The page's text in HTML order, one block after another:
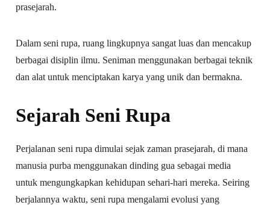
prasejarah.
Dalam seni rupa, ruang lingkupnya sangat luas dan mencakup
berbagai disiplin ilmu. Seniman menggunakan berbagai teknik
dan alat untuk menciptakan karya yang unik dan bermakna.
Sejarah Seni Rupa
Perjalanan seni rupa dimulai sejak zaman prasejarah, di mana
manusia purba menggunakan dinding gua sebagai media
untuk mengungkapkan kehidupan sehari-hari mereka. Seiring
berjalannya waktu, seni rupa mengalami evolusi yang